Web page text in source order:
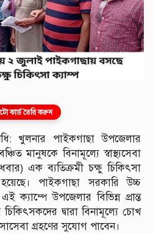
কার্ড তৈরি করুন
‎খুলনার পাইকগাছা উপজেলার
মানুষকে বিনামূল্যে স্বাস্থ্যসেবা
এক ব্যতিক্রমী চক্ষু চিকিৎসা
পাইকগাছা সরকারি উচ্চ
এই ক্যাম্পে উপজেলার বিভিন্ন প্রান্ত
দ্বারা বিনামূল্যে চোখ
গ্রহণের সুযোগ পাবেন।